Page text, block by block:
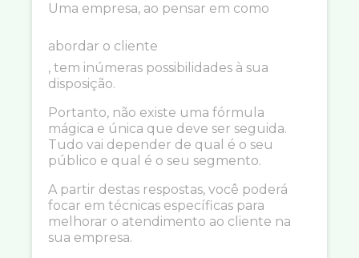
Uma empresa, ao pensar em como
abordar o cliente
, tem inúmeras possibilidades à sua
disposição.
Portanto, não existe uma fórmula
mágica e única que deve ser seguida.
Tudo vai depender de qual é o seu
público e qual é o seu segmento.
A partir destas respostas, você poderá
focar em técnicas específicas para
melhorar o atendimento ao cliente na
sua empresa.